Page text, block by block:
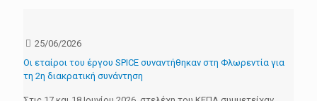
25/06/2026
Οι εταίροι του έργου SPICE συναντήθηκαν στη Φλωρεντία για
τη 2η διακρατική συνάντηση